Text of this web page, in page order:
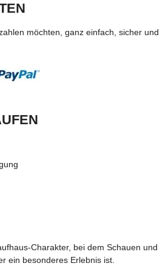
möchten, ganz einfach, sicher und
Charakter, bei dem Schauen und
ein besonderes Erlebnis ist.